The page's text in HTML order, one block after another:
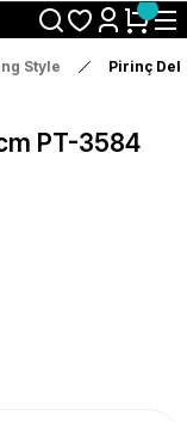
İndirimi Kaçırma
Style Pirinç
PT-3584